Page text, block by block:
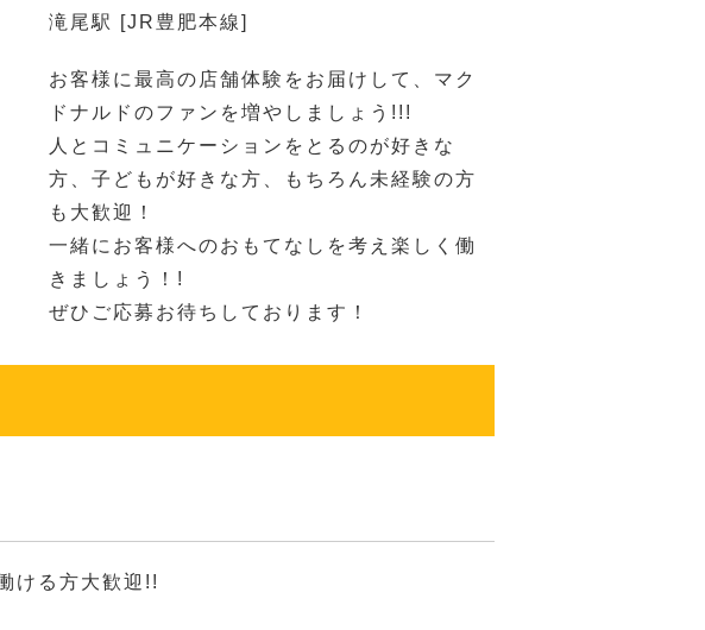
滝尾駅 [JR豊肥本線]
お客様に最高の店舗体験をお届けして、マク
ドナルドのファンを増やしましょう!!!
人とコミュニケーションをとるのが好きな
方、子どもが好きな方、もちろん未経験の方
も大歓迎！
一緒にお客様へのおもてなしを考え楽しく働
きましょう！!
ぜひご応募お待ちしております！
ける方大歓迎!!